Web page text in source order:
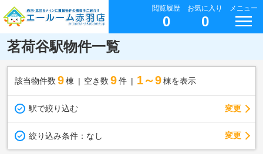
閲覧履歴
0
お気に入り
0
メニュー
茗荷谷駅物件一覧
該当物件数 9棟 空き数 9 件 1～9 棟を表示
駅で絞り込む 変更
絞り込み条件： なし 変更